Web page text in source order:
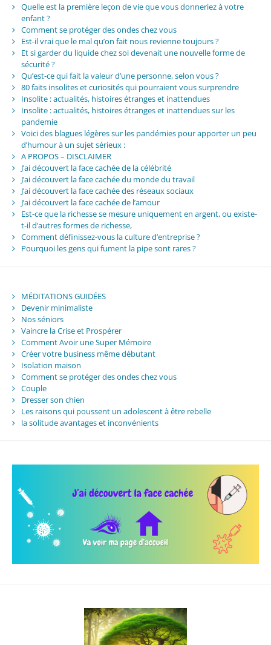
Quelle est la première leçon de vie que vous donneriez à votre
enfant ?
Comment se protéger des ondes chez vous
Est-il vrai que le mal qu’on fait nous revienne toujours ?
Et si garder du liquide chez soi devenait une nouvelle forme de
sécurité ?
Qu’est-ce qui fait la valeur d’une personne, selon vous ?
80 faits insolites et curiosités qui pourraient vous surprendre
Insolite : actualités, histoires étranges et inattendues
Insolite : actualités, histoires étranges et inattendues sur les
pandemie
Voici des blagues légères sur les pandémies pour apporter un peu
d’humour à un sujet sérieux :
A PROPOS – DISCLAIMER
J’ai découvert la face cachée de la célébrité
J’ai découvert la face cachée du monde du travail
J’ai découvert la face cachée des réseaux sociaux
J’ai découvert la face cachée de l’amour
Est-ce que la richesse se mesure uniquement en argent, ou existe-
t-il d’autres formes de richesse,
Comment définissez-vous la culture d’entreprise ?
Pourquoi les gens qui fument la pipe sont rares ?
MÉDITATIONS GUIDÉES
Devenir minimaliste
Nos séniors
Vaincre la Crise et Prospérer
Comment Avoir une Super Mémoire
Créer votre business même débutant
Isolation maison
Comment se protéger des ondes chez vous
Couple
Dresser son chien
Les raisons qui poussent un adolescent à être rebelle
la solitude avantages et inconvénients